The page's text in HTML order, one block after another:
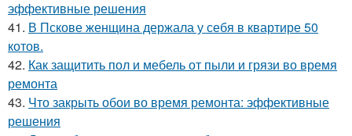
эффективные решения
41. В Пскове женщина держала у себя в квартире 50
котов.
42. Как защитить пол и мебель от пыли и грязи во время
ремонта
43. Что закрыть обои во время ремонта: эффективные
решения